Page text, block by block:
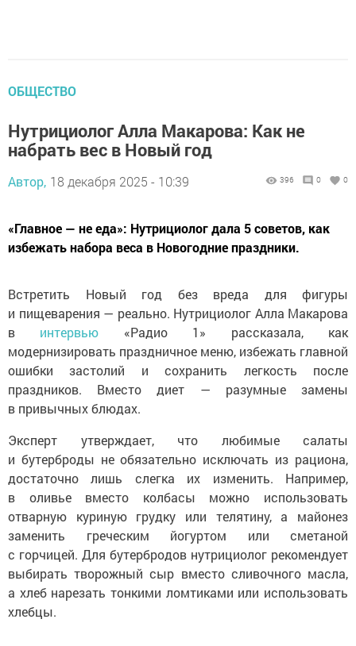
ОБЩЕСТВО
Нутрициолог Алла Макарова: Как не
набрать вес в Новый год
Автор, 18 декабря 2025 - 10:39 396 0 0
«Главное — не еда»: Нутрициолог дала 5 советов, как
избежать набора веса в Новогодние праздники.
Встретить Новый год без вреда для фигуры
и пищеварения — реально. Нутрициолог Алла Макарова
в интервью «Радио 1» рассказала, как
модернизировать праздничное меню, избежать главной
ошибки застолий и сохранить легкость после
праздников. Вместо диет — разумные замены
в привычных блюдах.
Эксперт утверждает, что любимые салаты
и бутерброды не обязательно исключать из рациона,
достаточно лишь слегка их изменить. Например,
в оливье вместо колбасы можно использовать
отварную куриную грудку или телятину, а майонез
заменить греческим йогуртом или сметаной
с горчицей. Для бутербродов нутрициолог рекомендует
выбирать творожный сыр вместо сливочного масла,
а хлеб нарезать тонкими ломтиками или использовать
хлебцы.